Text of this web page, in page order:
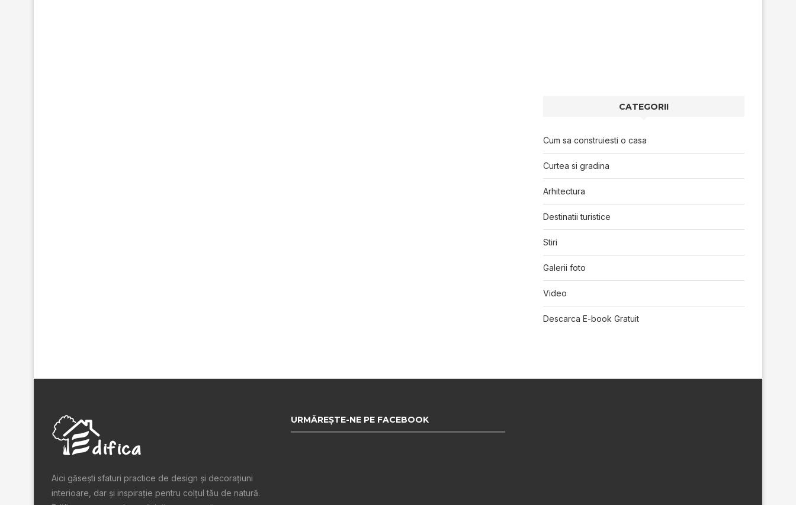
CATEGORII
Cum sa construiesti o casa
Curtea si gradina
Arhitectura
Destinatii turistice
Stiri
Galerii foto
Video
Descarca E-book Gratuit
Aici găsești sfaturi practice de design şi decoraţiuni
interioare, dar și inspiraţie pentru colţul tău de natură.
URMĂREȘTE-NE PE FACEBOOK